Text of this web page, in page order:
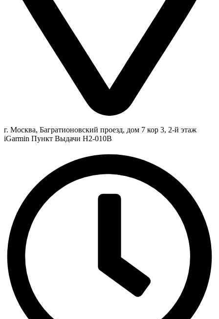
г. Москва, Багратионовский проезд, дом 7 кор 3, 2-й этаж
iGarmin Пункт Выдачи Н2-010В